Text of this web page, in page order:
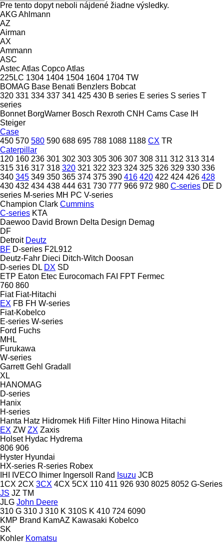
Pre tento dopyt neboli nájdené žiadne výsledky.
AKGAhlmann
AZ
Airman
AX
Ammann
ASC
AstecAtlas CopcoAtlas
225LC 1304 1404 1504 1604 1704 TW
BOMAG Base Benati Benzlers Bobcat
320 331 334 337 341 425 430 B series E series S series T
series
Bonnet BorgWarner Bosch Rexroth CNH Cams Case IH
Steiger
Case
450 570 580 590 688 695 788 1088 1188 CX TR
Caterpillar
120 160 236 301 302 303 305 306 307 308 311 312 313 314
315 316 317 318 320 321 322 323 324 325 326 329 330 336
340 345 349 350 365 374 375 390 416 420 422 424 426 428
430 432 434 438 444 631 730 777 966 972 980 C-series DE D
series M-series MH PC V-series
Champion Clark Cummins
C-series KTA
Daewoo David Brown Delta Design Demag
DF
Detroit Deutz
BF D-series F2L912
Deutz-Fahr Dieci Ditch-Witch Doosan
D-series DL DX SD
ETP Eaton Etec Eurocomach FAI FPT Fermec
760 860
Fiat Fiat-Hitachi
EX FB FH W-series
Fiat-Kobelco
E-series W-series
Ford Fuchs
MHL
Furukawa
W-series
Garrett Gehl Gradall
XL
HANOMAG
D-series
Hanix
H-series
Hanta Hatz Hidromek Hifi Filter Hino Hinowa Hitachi
EX ZW ZX Zaxis
Holset Hydac Hydrema
806 906
Hyster Hyundai
HX-series R-series Robex
IHI
IVECO Ihimer Ingersoll Rand Isuzu JCB
1CX 2CX 3CX 4CX 5CX 110 411 926 930 8025 8052 G-Series
JS JZ TM
JLG John Deere
310 G 310 J 310 K 310S K 410 724 6090
KMP Brand KamAZ Kawasaki Kobelco
SK
Kohler Komatsu